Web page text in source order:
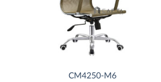
CM4250-M6